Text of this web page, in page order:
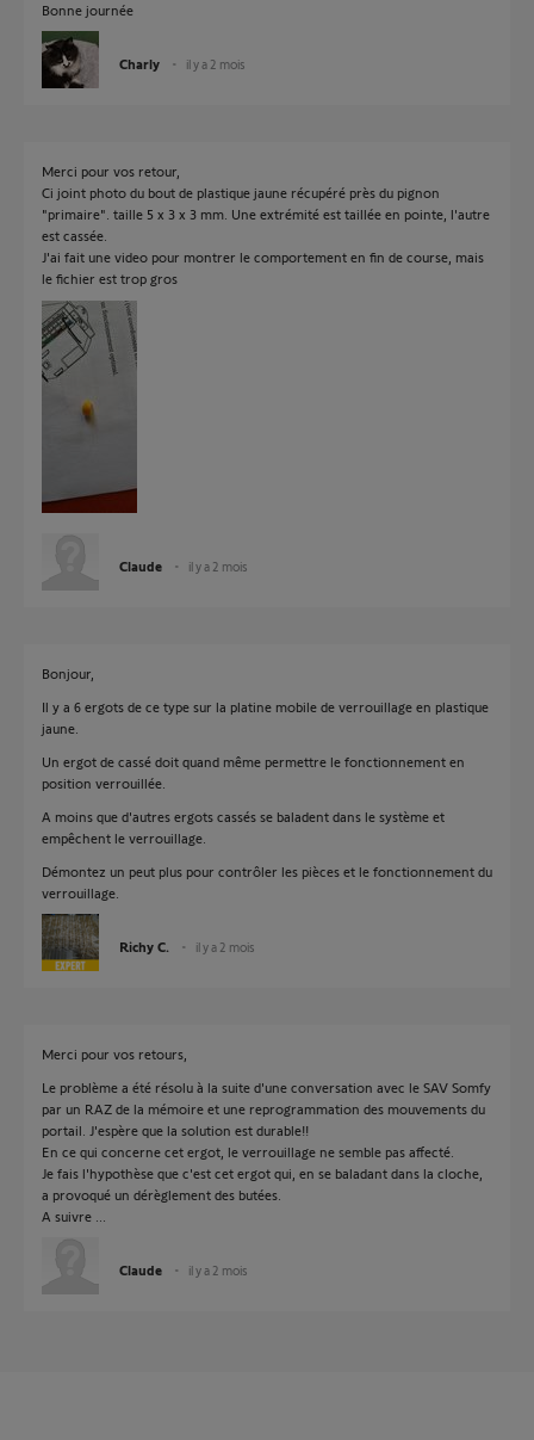
Bonne journée
Charly il y a 2 mois
Merci pour vos retour,
Ci joint photo du bout de plastique jaune récupéré près du pignon
"primaire". taille 5 x 3 x 3 mm. Une extrémité est taillée en pointe, l'autre
est cassée.
J'ai fait une video pour montrer le comportement en fin de course, mais
le fichier est trop gros
Claude il y a 2 mois
Bonjour,
Il y a 6 ergots de ce type sur la platine mobile de verrouillage en plastique
jaune.
Un ergot de cassé doit quand même permettre le fonctionnement en
position verrouillée.
A moins que d'autres ergots cassés se baladent dans le système et
empêchent le verrouillage.
Démontez un peut plus pour contrôler les pièces et le fonctionnement du
verrouillage.
Richy C. il y a 2 mois
Merci pour vos retours,
Le problème a été résolu à la suite d'une conversation avec le SAV Somfy
par un RAZ de la mémoire et une reprogrammation des mouvements du
portail. J'espère que la solution est durable!!
En ce qui concerne cet ergot, le verrouillage ne semble pas affecté.
Je fais l'hypothèse que c'est cet ergot qui, en se baladant dans la cloche,
a provoqué un dérèglement des butées.
A suivre ...
Claude il y a 2 mois